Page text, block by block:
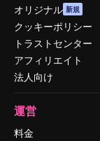
オリジナル 新規
クッキーポリシー
トラストセンター
アフィリエイト
法人向け
運営
料金